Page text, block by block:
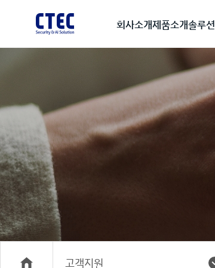
회사소개제품소개솔루션
고객지원